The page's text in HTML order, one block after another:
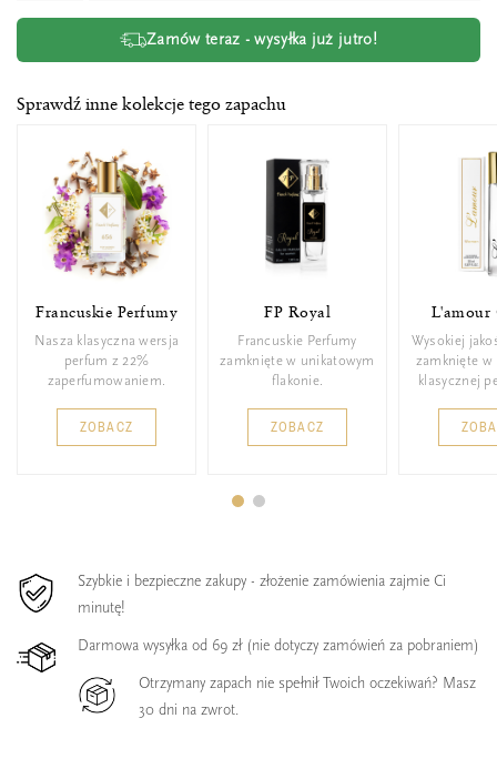
Zamów teraz - wysyłka już jutro!
Sprawdź inne kolekcje tego zapachu
Francuskie Perfumy
Nasza klasyczna wersja
perfum z 22%
zaperfumowaniem.
ZOBACZ
FP Royal
Francuskie Perfumy
zamknięte w unikatowym
flakonie.
ZOBACZ
L'amour
Wysokiej
zamknięte w
klasycznej
Szybkie i bezpieczne zakupy - złożenie zamówienia zajmie Ci
minutę!
Darmowa wysyłka od 69 zł (nie dotyczy zamówień za pobraniem)
Otrzymany zapach nie spełnił Twoich oczekiwań? Masz
30 dni na zwrot.